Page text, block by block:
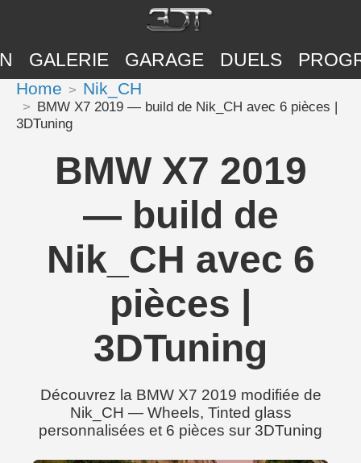
GALERIE GARAGE DUELS
Home Nik_CH
BMW X7 2019 — build de Nik_CH avec 6 pièces |
3DTuning
BMW X7 2019
— build de
Nik_CH avec 6
pièces |
3DTuning
Découvrez la BMW X7 2019 modifiée de
Nik_CH — Wheels, Tinted glass
personnalisées et 6 pièces sur 3DTuning